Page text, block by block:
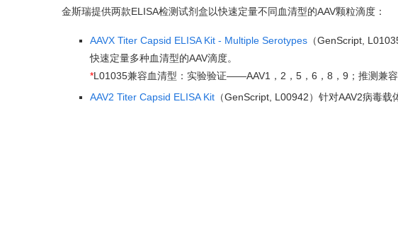
金斯瑞提供两款ELISA检测试剂盒以快速定量不同血清型的AAV颗粒滴度：
AAVX Titer Capsid ELISA Kit - Multiple Serotypes （GenScript,
快速定量多种血清型的AAV滴度。
*L01035兼容血清型：实验验证——AAV1，2，5，6，8，9；推测兼
AAV2 Titer Capsid ELISA Kit （GenScript, L00942）针对AAV2病毒